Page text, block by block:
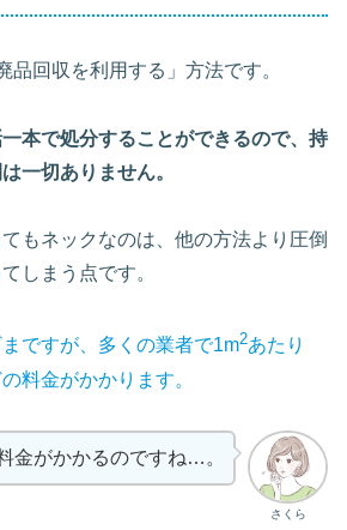
品回収を利用する」方法です。
本で処分することができるので、持
一切ありません。
もネックなのは、他の方法より圧倒
しまう点です。
ですが、多くの業者で1m2あたり
料金がかかります。
さくら
金がかかるのですね…。